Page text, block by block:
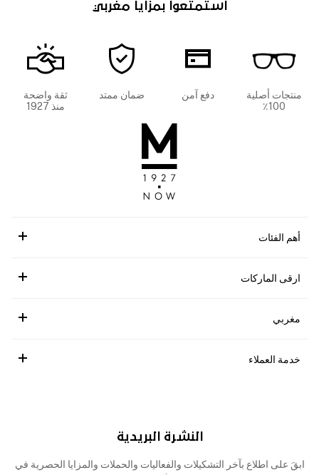
استمتعوا بمزايا مغربي
منتجات أصلية
100٪
دفع آمن ضمان ممتد
ثقة واضحة
منذ 1927
أهم الفئات
ارقى الماركات
مغربي
خدمة العملاء
النشرة البريدية
ابقَ على اطلاع بآخر التشكيلات والفعاليات والحملات والمزايا الحصرية في